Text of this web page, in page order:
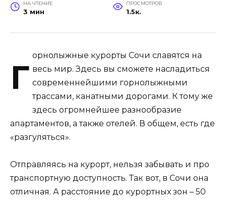
НА ЧТЕНИЕ
3 мин
ПРОСМОТРОВ
1.5к.
Г
орнолыжные курорты Сочи славятся на
весь мир. Здесь вы сможете насладиться
современнейшими горнолыжными
трассами, канатными дорогами. К тому же
здесь огромнейшее разнообразие
апартаментов, а также отелей. В общем, есть где
«разгуляться».
Отправляясь на курорт, нельзя забывать и про
транспортную доступность. Так вот, в Сочи она
отличная. А расстояние до курортных зон – 50